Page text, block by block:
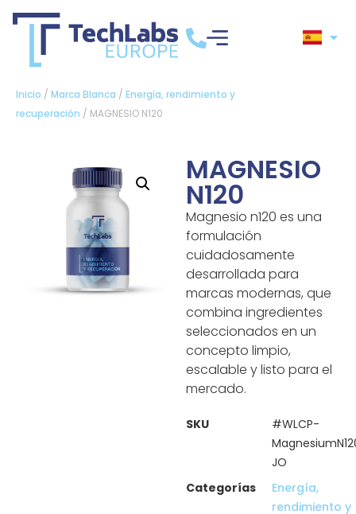
Inicio / Marca Blanca / Energía, rendimiento y
recuperación / MAGNESIO N120
MAGNESIO
N120
Magnesio n120 es una
formulación
cuidadosamente
desarrollada para
marcas modernas, que
combina ingredientes
seleccionados en un
concepto limpio,
escalable y listo para el
mercado.
SKU
#WLCP-
JO
Categorías
Energía,
rendimiento y